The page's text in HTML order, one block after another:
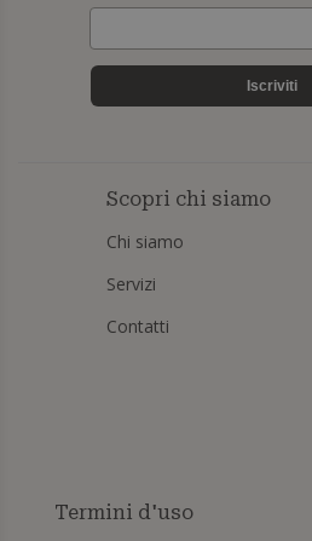
Iscriviti
Scopri chi siamo
Chi siamo
Servizi
Contatti
Termini d'uso